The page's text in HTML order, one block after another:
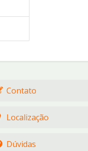
Contato
Localização
Dúvidas